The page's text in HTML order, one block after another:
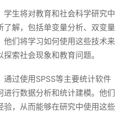
学生将对教育和社会科学研究中
了解，包括单变量分析、双变量
他们将学习如何使用这些技术来
索社会现象和教育问题。
通过使用SPSS等主要统计软件
进行数据分析和统计建模。他们
验，从而能够在研究中使用这些